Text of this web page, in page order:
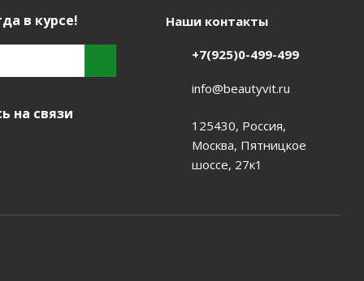
в курсе!
на связи
Наши контакты
+7(925)0-499-499
info@beautyvit.ru
125430, Россия,
Москва, Пятницкое
шоссе, 27к1